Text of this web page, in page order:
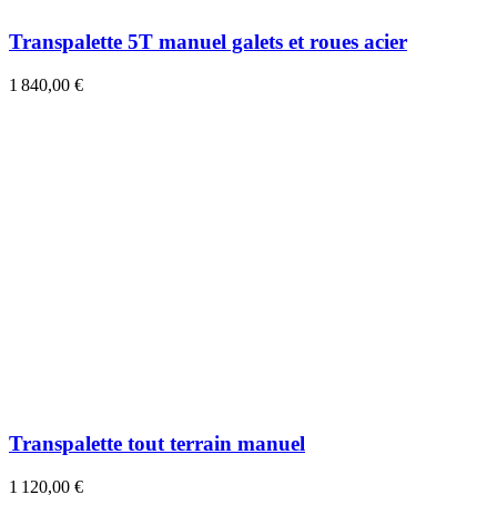
Transpalette 5T manuel galets et roues acier
1 840,00 €
Transpalette tout terrain manuel
1 120,00 €